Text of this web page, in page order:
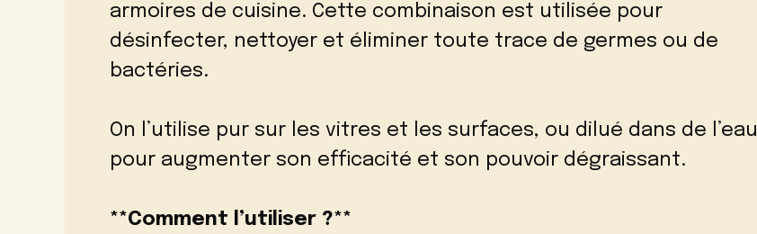
armoires de cuisine. Cette combinaison est utilisée pour
désinfecter, nettoyer et éliminer toute trace de germes ou de
bactéries.
On l’utilise pur sur les vitres et les surfaces, ou dilué dans de l’eau
pour augmenter son efficacité et son pouvoir dégraissant.
**Comment l’utiliser ?**